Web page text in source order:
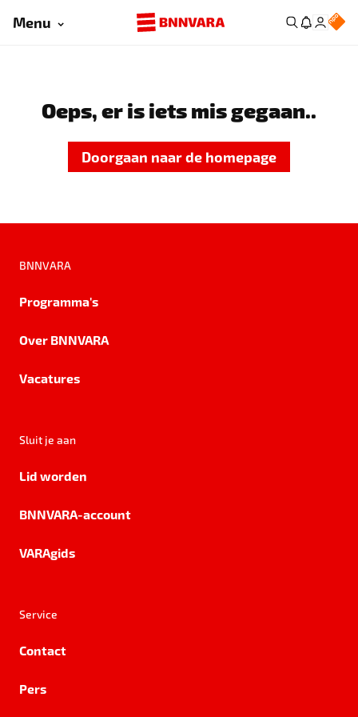
Menu
Oeps, er is iets mis gegaan..
Doorgaan naar de homepage
BNNVARA
Programma's
Over BNNVARA
Vacatures
Sluit je aan
Lid worden
BNNVARA-account
VARAgids
Service
Contact
Pers